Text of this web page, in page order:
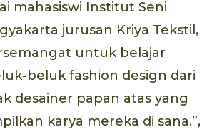
mahasiswi Institut Seni
jurusan Kriya Tekstil,
untuk belajar
beluk fashion design dari
desainer papan atas yang
karya mereka di sana.”,